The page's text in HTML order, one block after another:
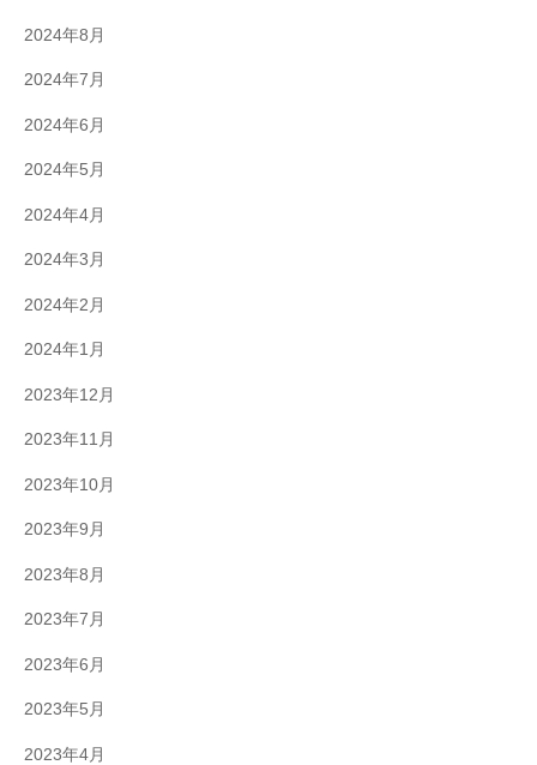
2024年8月
2024年7月
2024年6月
2024年5月
2024年4月
2024年3月
2024年2月
2024年1月
2023年12月
2023年11月
2023年10月
2023年9月
2023年8月
2023年7月
2023年6月
2023年5月
2023年4月